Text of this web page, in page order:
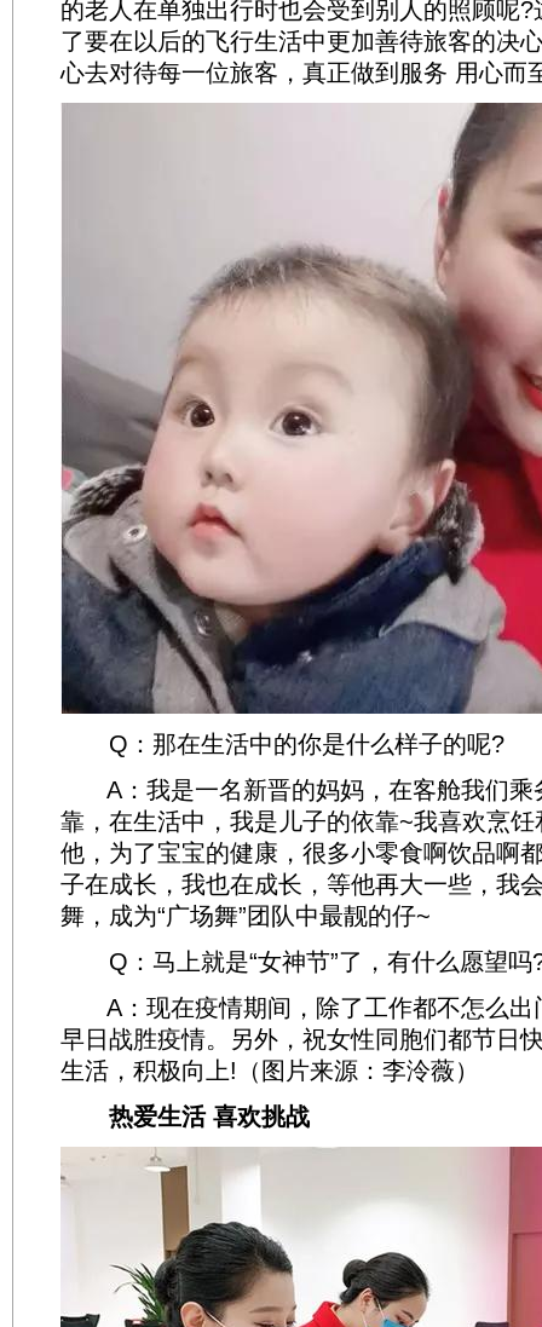
的老人在单独出行时也会受到别人的照顾呢
了要在以后的飞行生活中更加善待旅客的决
心去对待每一位旅客，真正做到服务 用心而
Q：那在生活中的你是什么样子的呢?
A：我是一名新晋的妈妈，在客舱我们乘
靠，在生活中，我是儿子的依靠~我喜欢烹
他，为了宝宝的健康，很多小零食啊饮品啊
子在成长，我也在成长，等他再大一些，我
舞，成为“广场舞”团队中最靓的仔~
Q：马上就是“女神节”了，有什么愿望吗
A：现在疫情期间，除了工作都不怎么出
早日战胜疫情。另外，祝女性同胞们都节日
生活，积极向上!（图片来源：李泠薇）
热爱生活 喜欢挑战